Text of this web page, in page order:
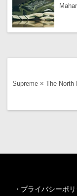
Supreme × The North
・ プライバシーポ